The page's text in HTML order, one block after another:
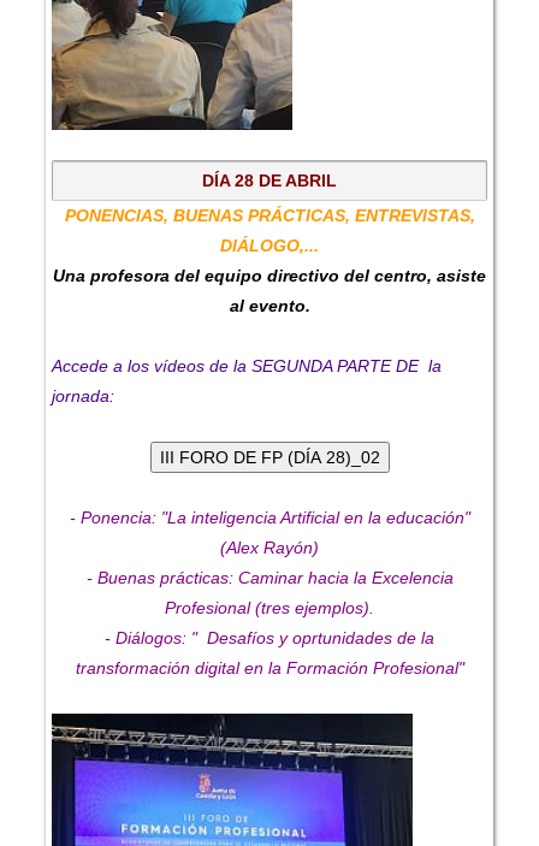
DÍA 28 DE ABRIL
PONENCIAS, BUENAS PRÁCTICAS, ENTREVISTAS,
DIÁLOGO,...
Una profesora del equipo directivo del centro, asiste
al evento.
Accede a los vídeos de la SEGUNDA PARTE DE la
jornada:
- Ponencia: "La inteligencia Artificial en la educación"
(Alex Rayón)
- Buenas prácticas: Caminar hacia la Excelencia
Profesional (tres ejemplos).
- Diálogos: " Desafíos y oprtunidades de la
transformación digital en la Formación Profesional"